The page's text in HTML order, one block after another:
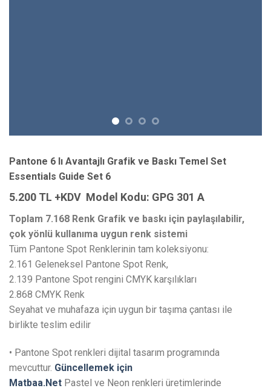
Pantone 6 lı Avantajlı Grafik ve Baskı Temel Set
Essentials Guide Set 6
5.200 TL +KDV Model Kodu: GPG 301 A
Toplam 7.168 Renk Grafik ve baskı için paylaşılabilir,
çok yönlü kullanıma uygun renk sistemi
Tüm Pantone Spot Renklerinin tam koleksiyonu:
2.161 Geleneksel Pantone Spot Renk,
2.139 Pantone Spot rengini CMYK karşılıkları
2.868 CMYK Renk
Seyahat ve muhafaza için uygun bir taşıma çantası ile
birlikte teslim edilir
• Pantone Spot renkleri dijital tasarım programında
mevcuttur. Güncellemek için
Matbaa.Net Pastel ve Neon renkleri üretimlerinde